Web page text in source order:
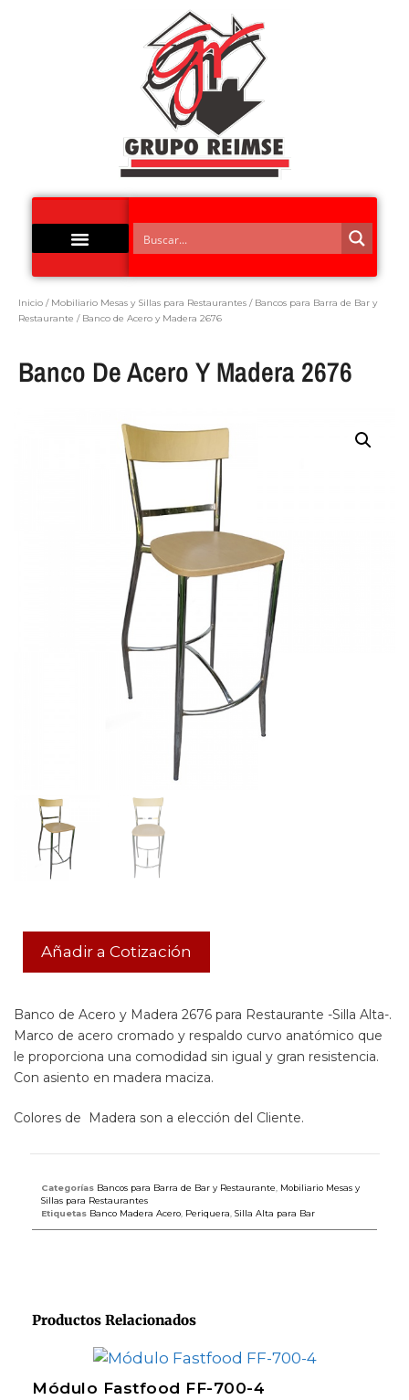
Inicio / Mobiliario Mesas y Sillas para Restaurantes / Bancos para Barra de Bar y
Restaurante / Banco de Acero y Madera 2676
Banco De Acero Y Madera 2676
Añadir a Cotización
Banco de Acero y Madera 2676 para Restaurante -Silla Alta-.
Marco de acero cromado y respaldo curvo anatómico que
le proporciona una comodidad sin igual y gran resistencia.
Con asiento en madera maciza.
Colores de Madera son a elección del Cliente.
Categorías Bancos para Barra de Bar y Restaurante
Mobiliario Mesas y
Sillas para Restaurantes
Etiquetas Banco Madera Acero Periquera Silla Alta para Bar
Productos Relacionados
Módulo Fastfood FF-700-4